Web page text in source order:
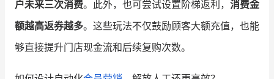
户未来三次消费。此外，也可尝试设置阶梯返利， 消费金
额越高返券越多。这些玩法不仅鼓励顾客大额充值，也能
够直接提升门店现金流和后续复购次数。